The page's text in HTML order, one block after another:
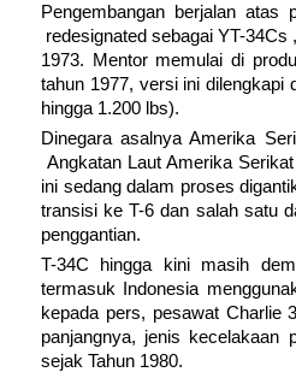
Pengembangan berjalan
redesignated sebagai YT-
1973. Mentor memulai di
tahun 1977, versi ini dilengkapi
hingga 1.200 lbs).
Dinegara asalnya Amerika
Angkatan Laut Amerika
ini sedang dalam proses
transisi ke T-6 dan salah satu
penggantian.
T-34C hingga kini masih
termasuk Indonesia
kepada pers, pesawat Charlie
panjangnya, jenis
sejak Tahun 1980.